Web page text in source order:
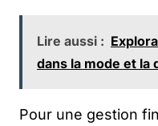
Lire aussi :
dans la mode et la
Pour une gestion